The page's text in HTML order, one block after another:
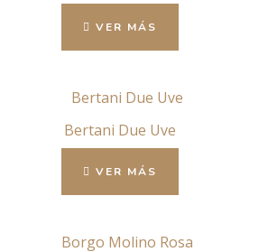
VER MÁS
Bertani Due Uve
VER MÁS